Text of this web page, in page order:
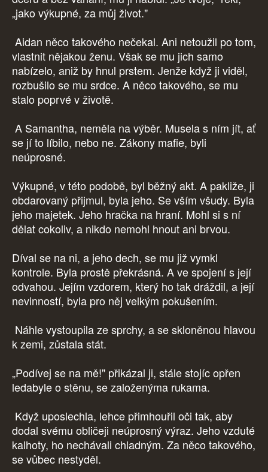
„jako výkupné, za můj život."
Aidan něco takového nečekal. Ani netoužil po tom,
vlastnit nějakou ženu. Však se mu jich samo
nabízelo, aniž by hnul prstem. Jenže když ji viděl,
rozbušilo se mu srdce. A něco takového, se mu
stalo poprvé v životě.
A Samantha, neměla na výběr. Musela s ním jít, ať
se jí to líbilo, nebo ne. Zákony mafie, byli
neúprosné.
Výkupné, v této podobě, byl běžný akt. A pakliže, ji
obdarovaný přijmul, byla jeho. Se vším všudy. Byla
jeho majetek. Jeho hračka na hraní. Mohl si s ní
dělat cokoliv, a nikdo nemohl hnout ani brvou.
Díval se na ni, a jeho dech, se mu již vymkl
kontrole. Byla prostě překrásná. A ve spojení s její
odvahou. Jejím vzdorem, který ho tak dráždil, a její
nevinností, byla pro něj velkým pokušením.
Náhle vystoupila ze sprchy, a se skloněnou hlavou
k zemi, zůstala stát.
„Podívej se na mě!" přikázal ji, stále stojíc opřen
ledabyle o stěnu, se založenýma rukama.
Když uposlechla, lehce přimhouřil oči tak, aby
dodal svému obličeji neúprosný výraz. Jeho vzduté
kalhoty, ho nechávali chladným. Za něco takového,
se vůbec nestyděl.